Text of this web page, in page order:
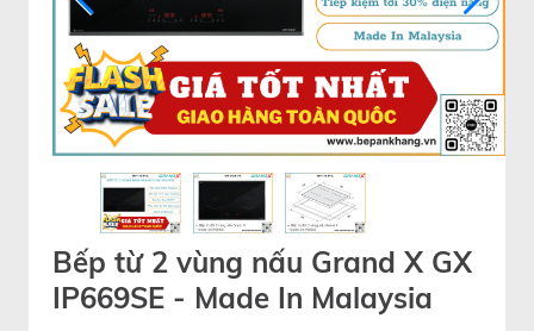
Bếp từ 2 vùng nấu Grand X GX
IP669SE - Made In Malaysia